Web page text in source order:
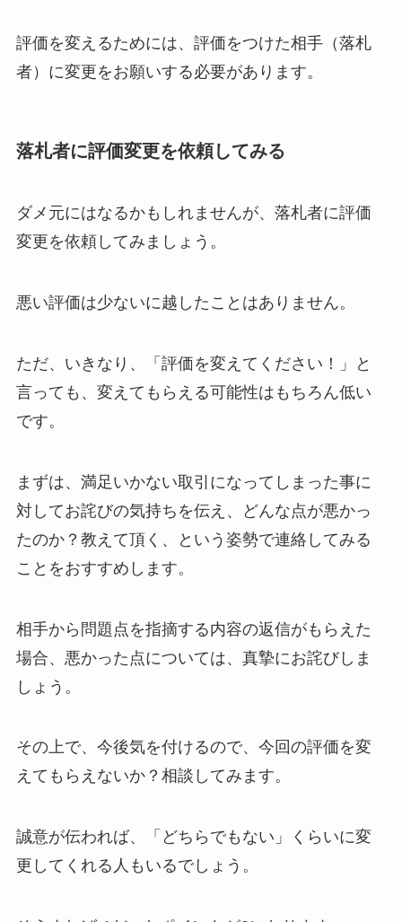
評価を変えるためには、評価をつけた相手（落札
者）に変更をお願いする必要があります。
落札者に評価変更を依頼してみる
ダメ元にはなるかもしれませんが、落札者に評価
変更を依頼してみましょう。
悪い評価は少ないに越したことはありません。
ただ、いきなり、「評価を変えてください！」と
言っても、変えてもらえる可能性はもちろん低い
です。
まずは、満足いかない取引になってしまった事に
対してお詫びの気持ちを伝え、どんな点が悪かっ
たのか？教えて頂く、という姿勢で連絡してみる
ことをおすすめします。
相手から問題点を指摘する内容の返信がもらえた
場合、悪かった点については、真摯にお詫びしま
しょう。
その上で、今後気を付けるので、今回の評価を変
えてもらえないか？相談してみます。
誠意が伝われば、「どちらでもない」くらいに変
更してくれる人もいるでしょう。